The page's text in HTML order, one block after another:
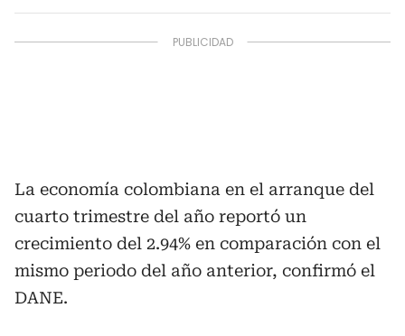
La economía colombiana en el arranque del
cuarto trimestre del año reportó un
crecimiento del 2.94% en comparación con el
mismo periodo del año anterior, confirmó el
DANE.